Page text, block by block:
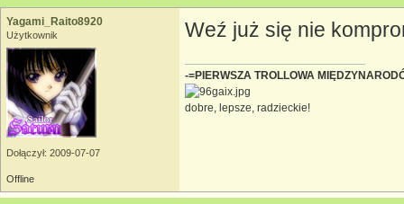
Yagami_Raito8920
Użytkownik
Dołączył: 2009-07-07
Weź już się nie
-=PIERWSZA TROLLOWA
dobre, lepsze, radzieckie!
Offline